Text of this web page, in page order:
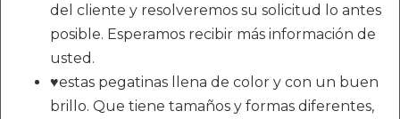
del cliente y resolveremos su solicitud lo antes
posible. Esperamos recibir más información de
usted.
♥estas pegatinas llena de color y con un buen
brillo. Que tiene tamaños y formas diferentes,